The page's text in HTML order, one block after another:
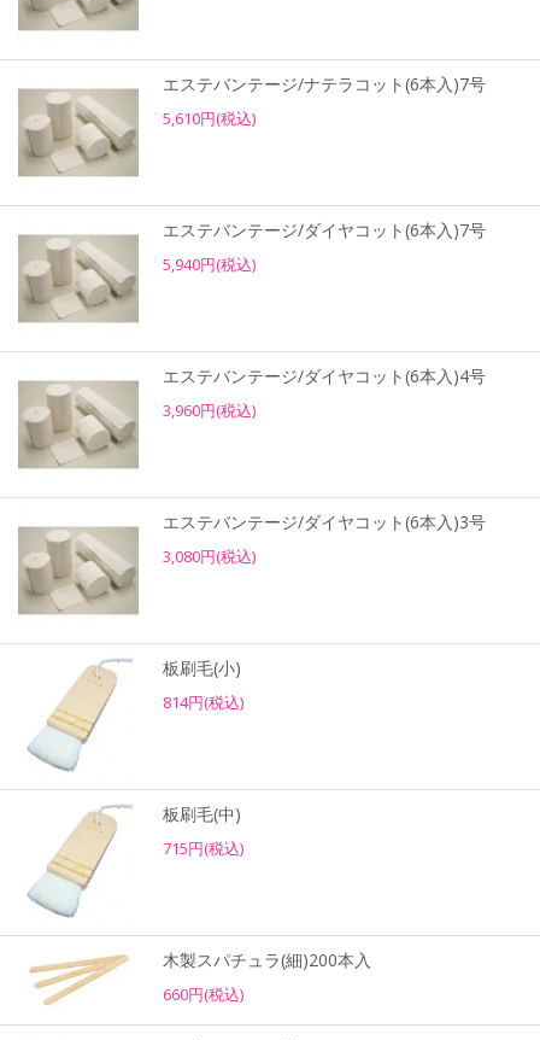
エステバンテージ/ナテラコット(6本入)7号
5,610円(税込)
エステバンテージ/ダイヤコット(6本入)7号
5,940円(税込)
エステバンテージ/ダイヤコット(6本入)4号
3,960円(税込)
エステバンテージ/ダイヤコット(6本入)3号
3,080円(税込)
板刷毛(小)
814円(税込)
板刷毛(中)
715円(税込)
木製スパチュラ(細)200本入
660円(税込)